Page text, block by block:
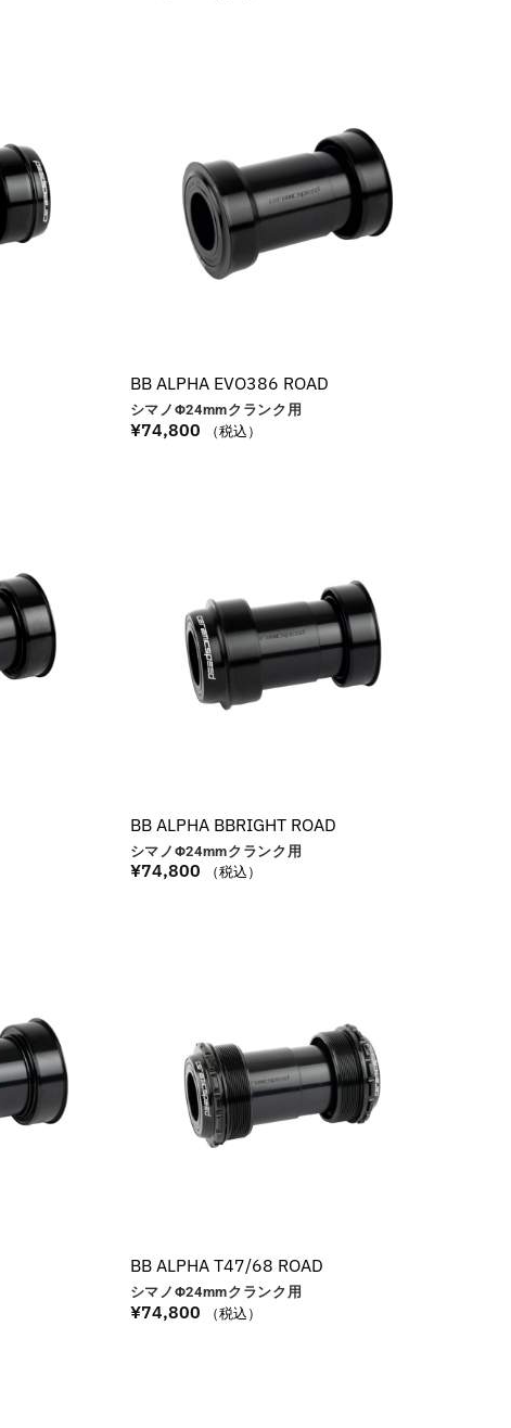
BB ALPHA EVO386 ROAD
シマノΦ24mmクランク用
¥74,800 （税込）
BB ALPHA BBRIGHT ROAD
シマノΦ24mmクランク用
¥74,800 （税込）
BB ALPHA T47/68 ROAD
シマノΦ24mmクランク用
¥74,800 （税込）